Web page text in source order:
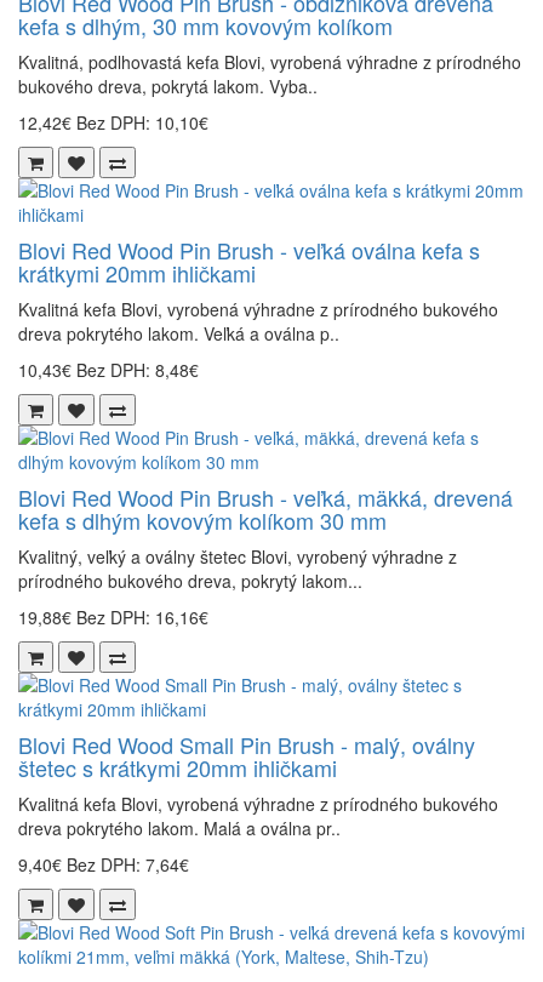
kefa s dlhým, 30 mm kovovým kolíkom
Kvalitná, podlhovastá kefa Blovi, vyrobená výhradne z prírodného
bukového dreva, pokrytá lakom. Vyba..
12,42€ Bez DPH: 10,10€
Blovi Red Wood Pin Brush - veľká oválna kefa s
krátkymi 20mm ihličkami
Kvalitná kefa Blovi, vyrobená výhradne z prírodného bukového
dreva pokrytého lakom. Veľká a oválna p..
10,43€ Bez DPH: 8,48€
Blovi Red Wood Pin Brush - veľká, mäkká, drevená
kefa s dlhým kovovým kolíkom 30 mm
Kvalitný, veľký a oválny štetec Blovi, vyrobený výhradne z
prírodného bukového dreva, pokrytý lakom...
19,88€ Bez DPH: 16,16€
Blovi Red Wood Small Pin Brush - malý, oválny
štetec s krátkymi 20mm ihličkami
Kvalitná kefa Blovi, vyrobená výhradne z prírodného bukového
dreva pokrytého lakom. Malá a oválna pr..
9,40€ Bez DPH: 7,64€